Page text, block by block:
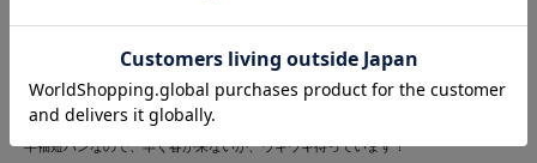
ミチュ コケット
ミースロエ
身長： 160cm～164cm 体重： 体型： ー
手触り最高で、着心地も最高です。なんと言っても、シナモロールがかわいい！
半袖短パンなので、早く春が来ないか、ウキウキ待っています！